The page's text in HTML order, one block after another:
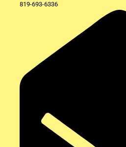
819-693-6336